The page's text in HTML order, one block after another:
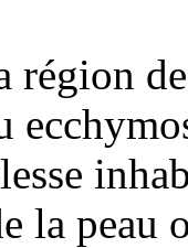
région
la peau